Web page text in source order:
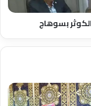
بسوهاج